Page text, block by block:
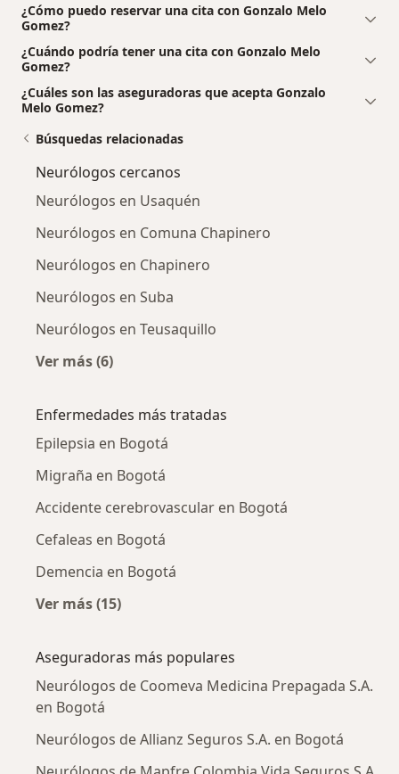
¿Cómo puedo reservar una cita con Gonzalo Melo
Gomez?
¿Cuándo podría tener una cita con Gonzalo Melo
Gomez?
¿Cuáles son las aseguradoras que acepta Gonzalo
Melo Gomez?
Búsquedas relacionadas
Neurólogos cercanos
Neurólogos en Usaquén
Neurólogos en Comuna Chapinero
Neurólogos en Chapinero
Neurólogos en Suba
Neurólogos en Teusaquillo
Ver más (6)
Enfermedades más tratadas
Epilepsia en Bogotá
Migraña en Bogotá
Accidente cerebrovascular en Bogotá
Cefaleas en Bogotá
Demencia en Bogotá
Ver más (15)
Aseguradoras más populares
Neurólogos de Coomeva Medicina Prepagada S.A.
en Bogotá
Neurólogos de Allianz Seguros S.A. en Bogotá